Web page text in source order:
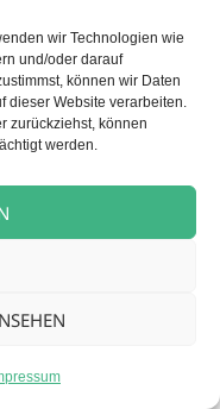
wir Technologien wie
und/oder darauf
können wir Daten
dieser Website verarbeiten.
zurückziehst, können
werden.
unsere
von WordPress